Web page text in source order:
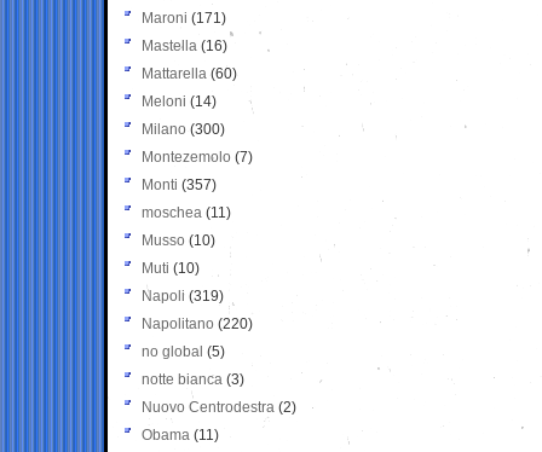
Maroni (171)
Mastella (16)
Mattarella (60)
Meloni (14)
Milano (300)
Montezemolo (7)
Monti (357)
moschea (11)
Musso (10)
Muti (10)
Napoli (319)
Napolitano (220)
no global (5)
notte bianca (3)
Nuovo Centrodestra (2)
Obama (11)